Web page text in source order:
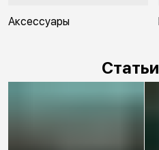
Аксессуары
Статьи